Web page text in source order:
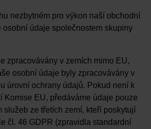
nezbytném pro výkon naší obchodní
osobní údaje společnostem skupiny
zpracovávány v zemích mimo EU,
osobní údaje byly zpracovávány v
úrovní ochrany údajů. Pokud není k
Komise EU, předáváme údaje pouze
služeb ze třetích zemí, kteří poskytují
čl. 46 GDPR (zpravidla standardní